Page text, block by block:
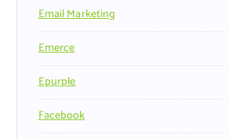
Email Marketing
Emerce
Epurple
Facebook